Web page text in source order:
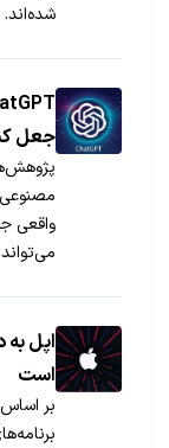
شده‌اند.
جعل
واقعی
اپل به
است
بر